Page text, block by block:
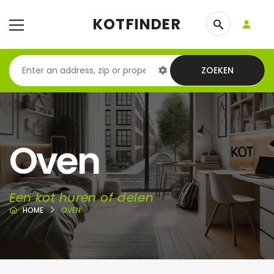
KOTFINDER
ZOEKEN
Oven
Een kot huren of delen
HOME OVEN